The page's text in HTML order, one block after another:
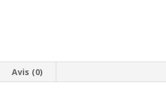
Avis (0)